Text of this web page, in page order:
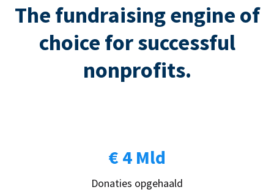
The fundraising engine of
choice for successful
nonprofits.
€ 4 Mld
Donaties opgehaald